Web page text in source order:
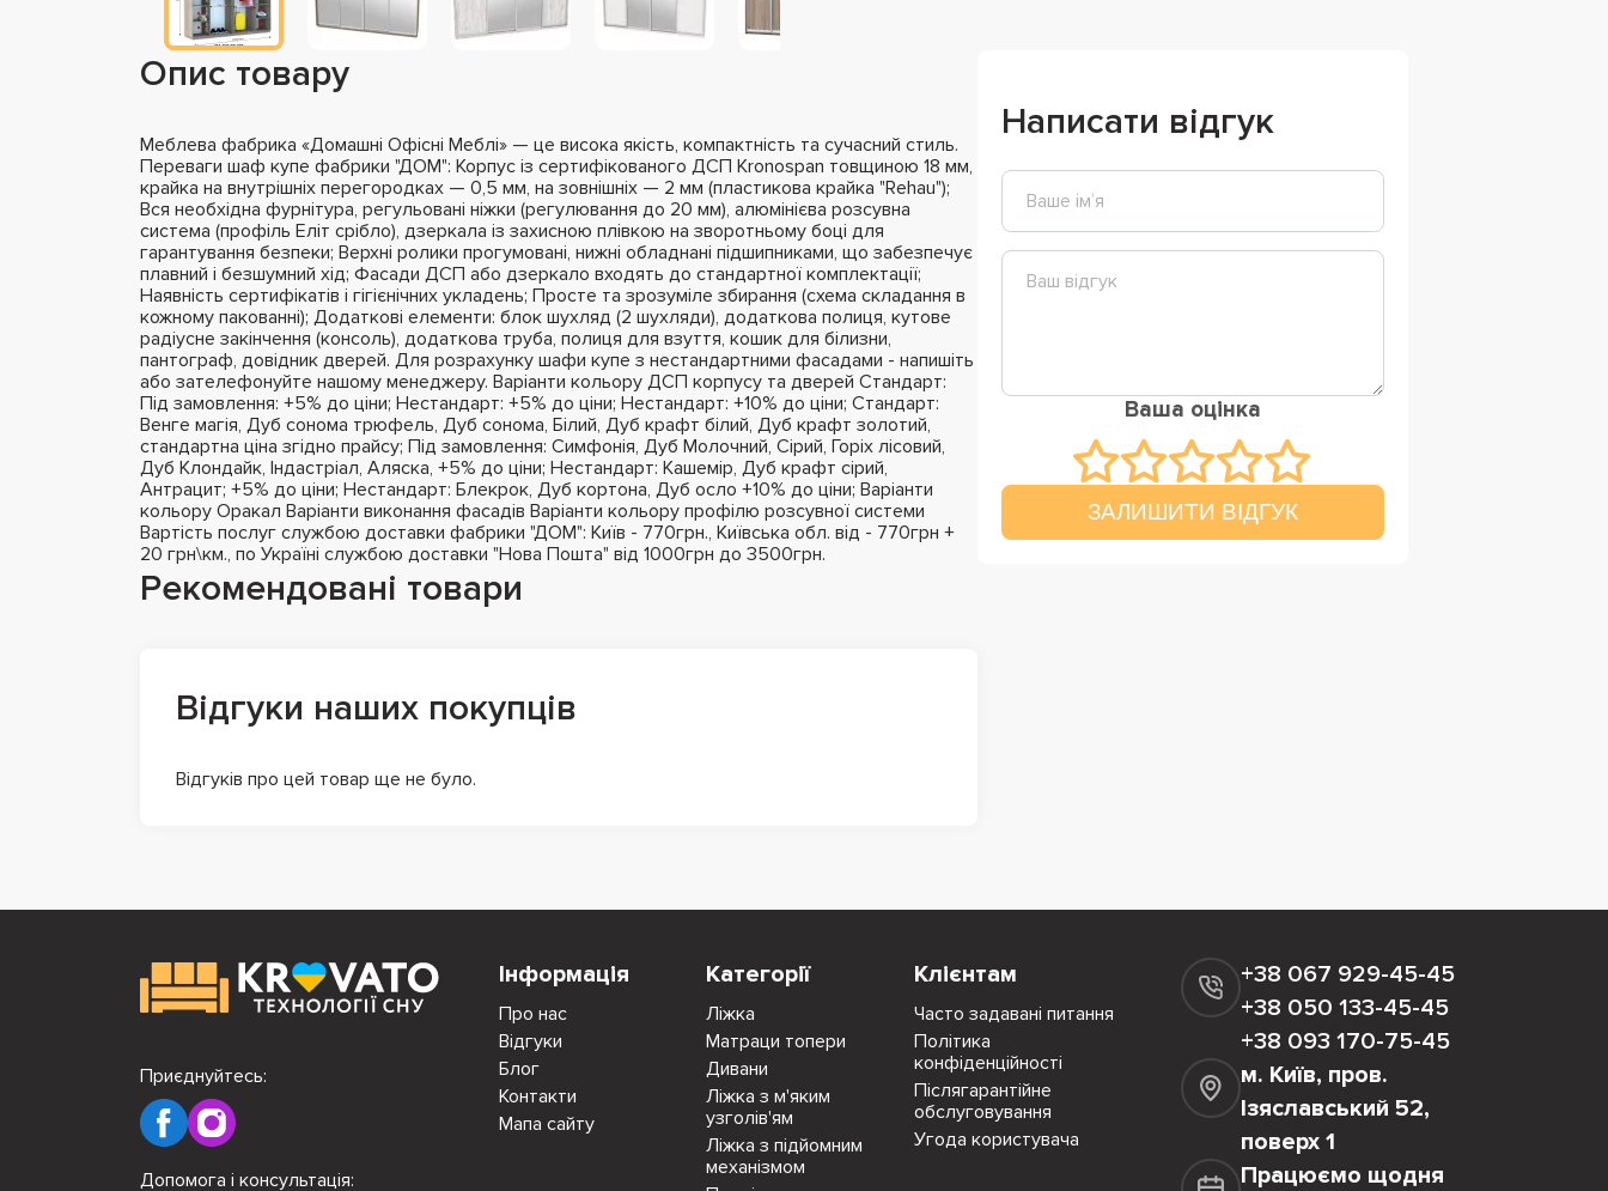
Опис товару
Меблева фабрика «Домашні Офісні Меблі» — це висока якість, компактність та сучасний стиль.
Переваги шаф купе фабрики "ДОМ": Корпус із сертифікованого ДСП Kronospan товщиною 18 мм,
крайка на внутрішніх перегородках — 0,5 мм, на зовнішніх — 2 мм (пластикова крайка "Rehau");
Вся необхідна фурнітура, регульовані ніжки (регулювання до 20 мм), алюмінієва розсувна
система (профіль Еліт срібло), дзеркала із захисною плівкою на зворотньому боці для
гарантування безпеки; Верхні ролики прогумовані, нижні обладнані підшипниками, що забезпечує
плавний і безшумний хід; Фасади ДСП або дзеркало входять до стандартної комплектації;
Наявність сертифікатів і гігієнічних укладень; Просте та зрозуміле збирання (схема складання в
кожному пакованні); Додаткові елементи: блок шухляд (2 шухляди), додаткова полиця, кутове
радіусне закінчення (консоль), додаткова труба, полиця для взуття, кошик для білизни,
пантограф, довідник дверей. Для розрахунку шафи купе з нестандартними фасадами - напишіть
або зателефонуйте нашому менеджеру. Варіанти кольору ДСП корпусу та дверей Стандарт:
Під замовлення: +5% до ціни; Нестандарт: +5% до ціни; Нестандарт: +10% до ціни; Стандарт:
Венге магія, Дуб сонома трюфель, Дуб сонома, Білий, Дуб крафт білий, Дуб крафт золотий,
стандартна ціна згідно прайсу; Під замовлення: Симфонія, Дуб Молочний, Сірий, Горіх лісовий,
Дуб Клондайк, Індастріал, Аляска, +5% до ціни; Нестандарт: Кашемір, Дуб крафт сірий,
Антрацит; +5% до ціни; Нестандарт: Блекрок, Дуб кортона, Дуб осло +10% до ціни; Варіанти
кольору Оракал Варіанти виконання фасадів Варіанти кольору профілю розсувної системи
Вартість послуг службою доставки фабрики "ДОМ": Київ - 770грн., Київська обл. від - 770грн +
20 грн\км., по Україні службою доставки "Нова Пошта" від 1000грн до 3500грн.
Рекомендовані товари
Відгуки наших покупців
Відгуків про цей товар ще не було.
Написати відгук
Ваша оцінка
ЗАЛИШИТИ ВІДГУК
Інформація
Про нас
Відгуки
Блог
Контакти
Мапа сайту
Категорії
Ліжка
Матраци топери
Дивани
Ліжка з м'яким
узголів'ям
Ліжка з підйомним
механізмом
Клієнтам
Часто задавані питання
Політика
конфіденційності
Післягарантійне
обслуговування
Угода користувача
+38 067 929-45-45
+38 050 133-45-45
+38 093 170-75-45
м. Київ, пров.
Ізяславський 52,
поверх 1
Працюємо щодня
Приєднуйтесь:
Допомога і консультація: